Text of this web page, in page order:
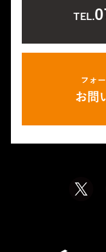
TEL.
フォ
お問